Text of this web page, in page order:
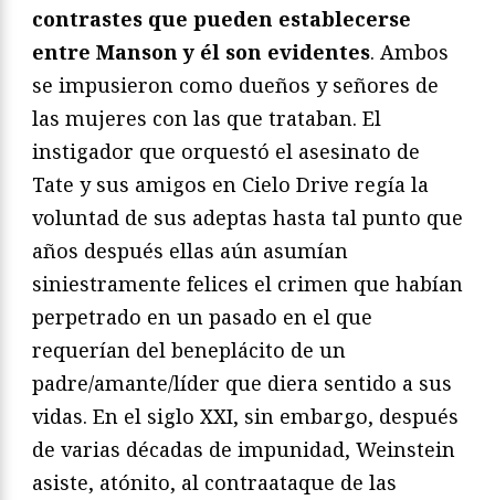
contrastes que pueden establecerse
entre Manson y él son evidentes. Ambos
se impusieron como dueños y señores de
las mujeres con las que trataban. El
instigador que orquestó el asesinato de
Tate y sus amigos en Cielo Drive regía la
voluntad de sus adeptas hasta tal punto que
años después ellas aún asumían
siniestramente felices el crimen que habían
perpetrado en un pasado en el que
requerían del beneplácito de un
padre/amante/líder que diera sentido a sus
vidas. En el siglo XXI, sin embargo, después
de varias décadas de impunidad, Weinstein
asiste, atónito, al contraataque de las